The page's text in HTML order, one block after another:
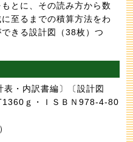
とに、その読み方から数
至るまでの積算方法をわ
きる設計図（38枚）つ
・内訳書編〕〔設計図
ｇ・ＩＳＢＮ978-4-80